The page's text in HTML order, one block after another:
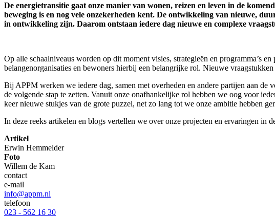
De energietransitie gaat onze manier van wonen, reizen en leven in de
beweging is en nog vele onzekerheden kent. De ontwikkeling van nieuwe,
in ontwikkeling zijn. Daarom ontstaan iedere dag nieuwe en complexe
Op alle schaalniveaus worden op dit moment visies, strategieën en programma’s
belangenorganisaties en bewoners hierbij een belangrijke rol. Nieuwe
Bij APPM werken we iedere dag, samen met overheden en andere partijen aan de
de volgende stap te zetten. Vanuit onze onafhankelijke rol hebben we oog voor
keer nieuwe stukjes van de grote puzzel, net zo lang tot we onze ambitie hebben
In deze reeks artikelen en blogs vertellen we over onze projecten en ervaringen in
Artikel
Erwin Hemmelder
Foto
Willem de Kam
contact
e-mail
info@appm.nl
telefoon
023 - 562 16 30